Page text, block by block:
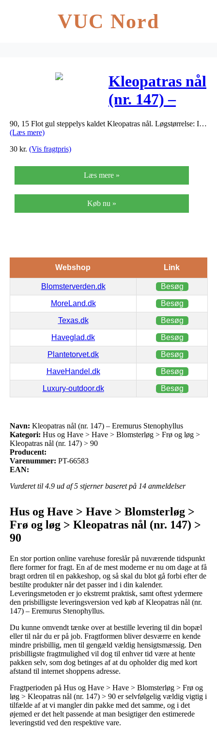
VUC Nord
Kleopatras nål
(nr. 147) –
Eremurus
90, 15 Flot gul steppelys kaldet Kleopatras nål. Løgstørrelse: I…
(Læs mere)
30 kr. (Vis fragtpris)
Læs mere »
Køb nu »
Webshop Link
Blomsterverden.dk Besøg
MoreLand.dk Besøg
Texas.dk Besøg
Haveglad.dk Besøg
Plantetorvet.dk Besøg
HaveHandel.dk Besøg
Luxury-outdoor.dk Besøg
Navn: Kleopatras nål (nr. 147) – Eremurus Stenophyllus
Kategori: Hus og Have > Have > Blomsterløg > Frø og løg >
Kleopatras nål (nr. 147) > 90
Producent:
Varenummer: PT-66583
EAN:
Vurderet til 4.9 ud af 5 stjerner baseret på 14 anmeldelser
Hus og Have > Have > Blomsterløg >
Frø og løg > Kleopatras nål (nr. 147) >
90
En stor portion online varehuse foreslår på nuværende tidspunkt
flere former for fragt. En af de mest moderne er nu om dage at få
bragt ordren til en pakkeshop, og så skal du blot gå forbi efter de
bestilte produkter når det passer ind i din kalender.
Leveringsmetoden er jo ekstremt praktisk, samt oftest ydermere
den prisbilligste leveringsversion ved køb af Kleopatras nål (nr.
147) – Eremurus Stenophyllus.
Du kunne omvendt tænke over at bestille levering til din bopæl
eller til når du er på job. Fragtformen bliver desværre en kende
mindre prisbillig, men til gengæld vældig hensigtsmæssig. Den
prisbilligste fragtmulighed vil dog til enhver tid være at hente
pakken selv, som dog betinges af at du opholder dig med kort
afstand til internet shoppens adresse.
Fragtperioden på Hus og Have > Have > Blomsterløg > Frø og
løg > Kleopatras nål (nr. 147) > 90 er selvfølgelig vældig vigtig i
tilfælde af at vi mangler din pakke med det samme, og i det
øjemed er det helt passende at man besigtiger den estimerede
leveringstid ved den respektive vare.